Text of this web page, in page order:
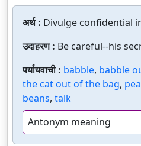
अर्थ : Divulge confidential
उदाहरण : Be careful--his
पर्यायवाची : babble, babble
the cat out of the bag,
beans, talk
Antonym meaning